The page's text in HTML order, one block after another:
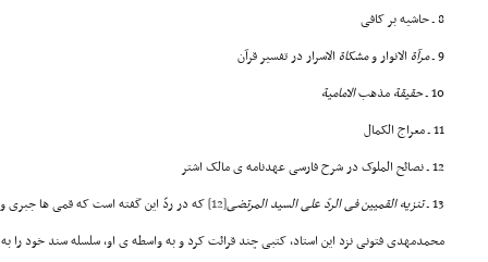
8 ـ حاشیه بر کافی
9 ـ مرآة الانوار ومشکاة الاسرار در تفسیر قرآن
10 ـ حقیقة مذهبالامامیة
11 ـ معراج الکمال
12 ـ نصائح الملوک در شرح فارسی عهدنامه ی مالک اشتر
13 ـ تنزیه القمیین فی الردّ علی السید المرتضی[12]
که در ردّ این گفته است که قمی ها جبری
محمدمهدی فتونی نزد این استاد، کتبی چند قرائت کرد و به واسطه ی او، سلسله سند خود را